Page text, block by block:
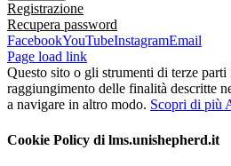
Registrazione
Recupera password
FacebookYouTubeInstagramEmail
Page load link
Questo sito o gli strumenti di terze
raggiungimento delle finalità descritte
a navigare in altro modo. Scopri di più
Cookie Policy di lms.unishepherd.it